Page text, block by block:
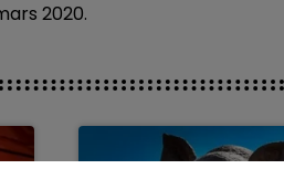
2020.